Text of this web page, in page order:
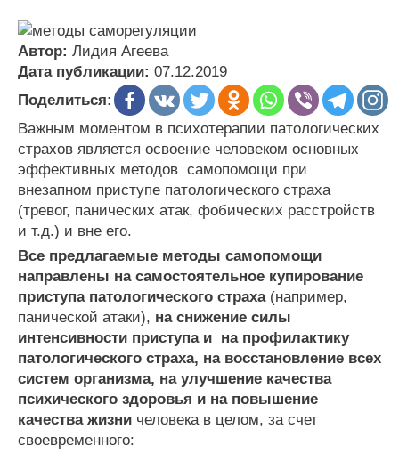
Автор: Лидия Агеева
Дата публикации: 07.12.2019
Поделиться:
Важным моментом в психотерапии патологических
страхов является освоение человеком основных
эффективных методов самопомощи при
внезапном приступе патологического страха
(тревог, панических атак, фобических расстройств
и т.д.) и вне его.
Все предлагаемые методы самопомощи
направлены на самостоятельное купирование
приступа патологического страха(например,
панической атаки), на снижение силы
интенсивности приступа и на профилактику
патологического страха, на восстановление всех
систем организма, на улучшение качества
психического здоровья и на повышение
качества жизни человека в целом, за счет
своевременного: